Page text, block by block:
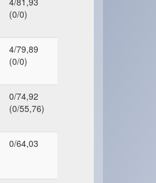
(0/0)
4/79,89
(0/0)
0/74,92
(0/55,76)
0/64,03